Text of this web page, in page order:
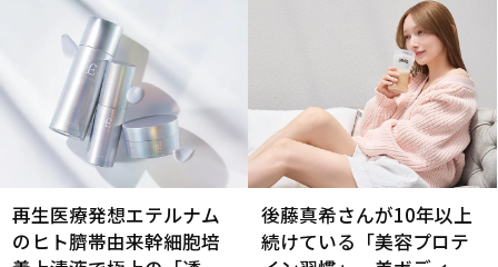
再生医療発想エテルナム
のヒト臍帯由来幹細胞培
後藤真希さんが10年以上
続けている「美容プロテ